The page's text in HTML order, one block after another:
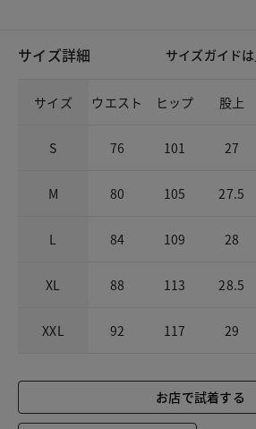
サイズ詳細 サイズガイドは
サイズ ウエスト ヒップ 股上
S 76 101 27
M 80 105 27.5
L 84 109 28
XL 88 113 28.5
XXL 92 117 29
お店で試着する